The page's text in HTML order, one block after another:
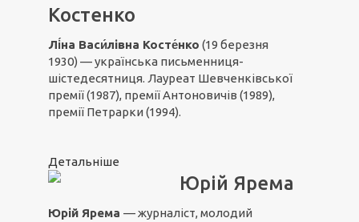
Костенко
Лі́на Васи́лівна Косте́нко (19 березня
1930) — українська письменниця-
шістедесятниця. Лауреат Шевченківської
премії (1987), премії Антоновичів (1989),
премії Петрарки (1994).
Детальніше
Юрій Ярема
Юрій Ярема — журналіст, молодий